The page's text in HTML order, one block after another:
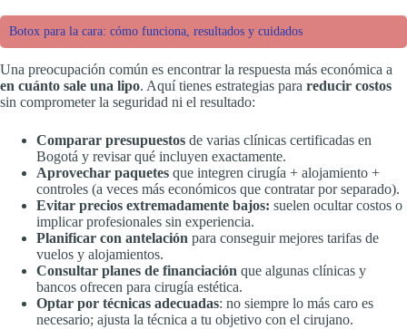
Botox para la cara: cómo funciona, resultados y cuidados
Una preocupación común es encontrar la respuesta más económica a
en cuánto sale una lipo. Aquí tienes estrategias para reducir costos
sin comprometer la seguridad ni el resultado:
Comparar presupuestos de varias clínicas certificadas en
Bogotá y revisar qué incluyen exactamente.
Aprovechar paquetes que integren cirugía + alojamiento +
controles (a veces más económicos que contratar por separado).
Evitar precios extremadamente bajos: suelen ocultar costos o
implicar profesionales sin experiencia.
Planificar con antelación para conseguir mejores tarifas de
vuelos y alojamientos.
Consultar planes de financiación que algunas clínicas y
bancos ofrecen para cirugía estética.
Optar por técnicas adecuadas: no siempre lo más caro es
necesario; ajusta la técnica a tu objetivo con el cirujano.